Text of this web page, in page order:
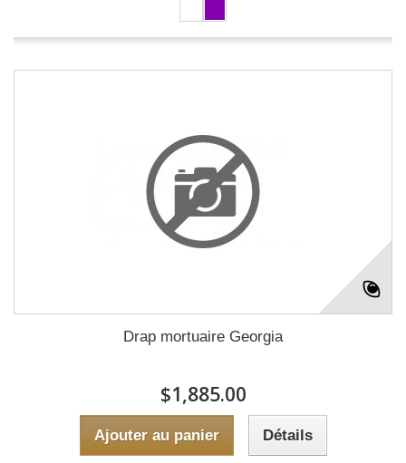
Drap mortuaire Georgia
$1,885.00
Ajouter au panier Détails